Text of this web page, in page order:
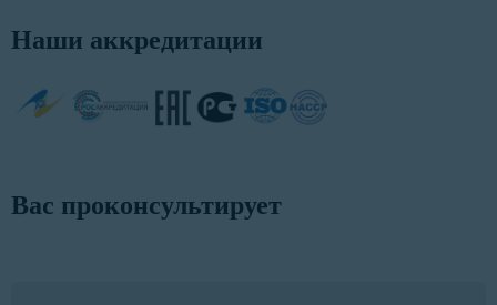
Наши аккредитации
Вас проконсультирует